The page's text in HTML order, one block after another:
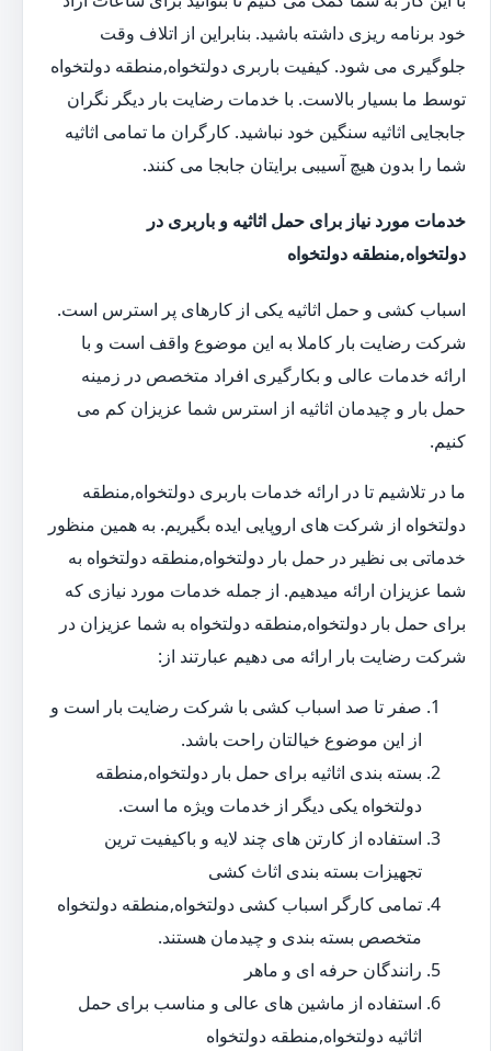
خود برنامه ریزی داشته باشید. بنابراین از اتلاف وقت
جلوگیری می شود. کیفیت باربری دولتخواه,منطقه دولتخواه
توسط ما بسیار بالاست. با خدمات رضایت بار دیگر نگران
جابجایی اثاثیه سنگین خود نباشید. کارگران ما تمامی اثاثیه
شما را بدون هیچ آسیبی برایتان جابجا می کنند.
خدمات مورد نیاز برای حمل اثاثیه و باربری در
دولتخواه,منطقه دولتخواه
اسباب کشی و حمل اثاثیه یکی از کارهای پر استرس است.
شرکت رضایت بار کاملا به این موضوع واقف است و با
ارائه خدمات عالی و بکارگیری افراد متخصص در زمینه
حمل بار و چیدمان اثاثیه از استرس شما عزیزان کم می
کنیم.
ما در تلاشیم تا در ارائه خدمات باربری دولتخواه,منطقه
دولتخواه از شرکت های اروپایی ایده بگیریم. به همین منظور
خدماتی بی نظیر در حمل بار دولتخواه,منطقه دولتخواه به
شما عزیزان ارائه میدهیم. از جمله خدمات مورد نیازی که
برای حمل بار دولتخواه,منطقه دولتخواه به شما عزیزان در
شرکت رضایت بار ارائه می دهیم عبارتند از:
صفر تا صد اسباب کشی با شرکت رضایت بار است و
از این موضوع خیالتان راحت باشد.
بسته بندی اثاثیه برای حمل بار دولتخواه,منطقه
دولتخواه یکی دیگر از خدمات ویژه ما است.
استفاده از کارتن های چند لایه و باکیفیت ترین
تجهیزات بسته بندی اثاث کشی
تمامی کارگر اسباب کشی دولتخواه,منطقه دولتخواه
متخصص بسته بندی و چیدمان هستند.
رانندگان حرفه ای و ماهر
استفاده از ماشین های عالی و مناسب برای حمل
اثاثیه دولتخواه,منطقه دولتخواه